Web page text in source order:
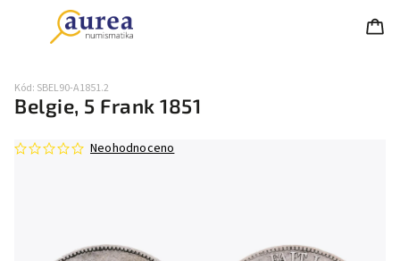
Belgie, 5 Frank 1851
Kód: SBEL90-A1851.2
Neohodnoceno